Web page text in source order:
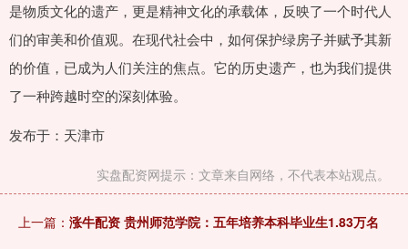
是物质文化的遗产，更是精神文化的承载体，反映了一个时代人
们的审美和价值观。在现代社会中，如何保护绿房子并赋予其新
的价值，已成为人们关注的焦点。它的历史遗产，也为我们提供
了一种跨越时空的深刻体验。
发布于：天津市
实盘配资网提示：文章来自网络，不代表本站观点。
上一篇： 涨牛配资 贵州师范学院：五年培养本科毕业生1.83万名